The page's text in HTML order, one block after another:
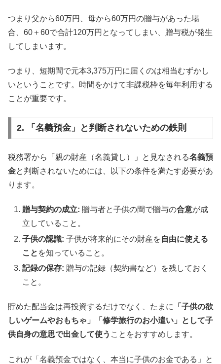
つまり父から60万円、母から60万円の贈与があった場
合、60＋60で合計120万円となってしまい、贈与税が発生
してしまいます。
つまり、短期間で元本3,375万円に届くのは相当むずかし
いということです。時間をかけて非課税枠を毎年利用する
ことが重要です。
2. 「名義預金」と判断されないための鉄則
税務署から「親の財産（名義貸し）」と見なされる名義預
金と判断されないためには、以下の条件を満たす必要があ
ります。
贈与契約の成立: 贈与者と子供の間で贈与の合意が成
立していること。
子供の認識: 子供が将来的にその財産を自由に使える
こと を知っていること。
記録の保存: 贈与の記録（契約書など）を残しておく
こと。
貯めた配当金は再投資するだけでなく、たまに
「子供の欲
しいゲームやおもちゃ」「修学旅行のお小遣い」として子
供自身の意思で出金して使う ことをおすすめします。
これが「名義預金ではなく、本当に子供のお金である」と